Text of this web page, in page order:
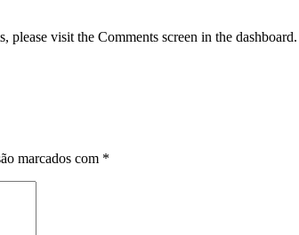
visit the Comments screen in the dashboard.
marcados com *